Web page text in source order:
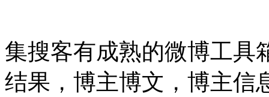
集搜客有成熟的微博工具
结果，博主博文，博主信